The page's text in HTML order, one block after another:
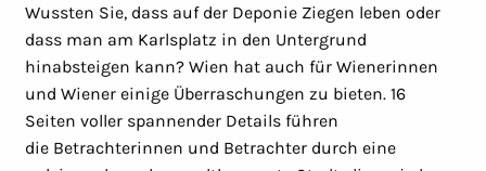
Wussten Sie, dass auf der Deponie Ziegen leben oder
dass man am Karlsplatz in den Untergrund
hinabsteigen kann? Wien hat auch für Wienerinnen
und Wiener einige Überraschungen zu bieten. 16
Seiten voller spannender Details führen
die Betrachterinnen und Betrachter durch eine